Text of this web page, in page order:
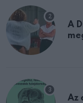
A
Az